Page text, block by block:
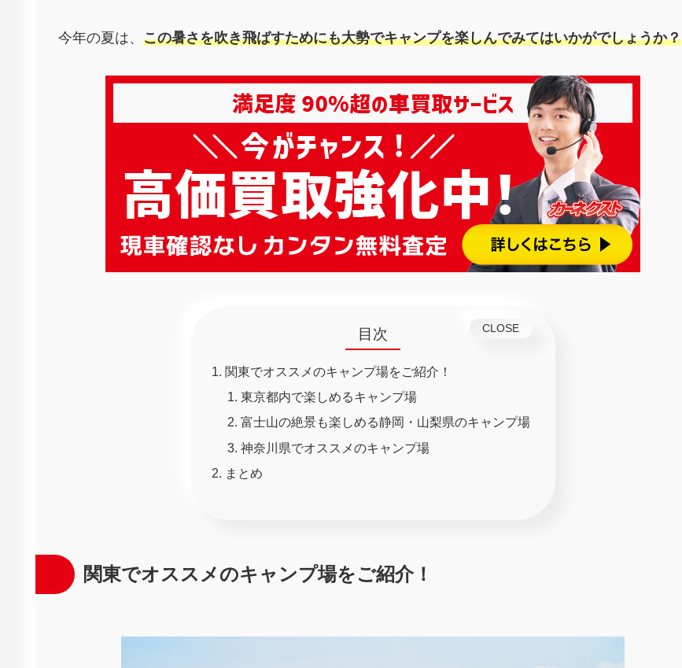
今年の夏は、 この暑さを吹き飛ばすためにも大勢でキャンプを楽しんでみてはいかがでしょうか？
目次
関東でオススメのキャンプ場をご紹介！
東京都内で楽しめるキャンプ場
富士山の絶景も楽しめる静岡・山梨県のキャンプ場
神奈川県でオススメのキャンプ場
まとめ
関東でオススメのキャンプ場をご紹介！